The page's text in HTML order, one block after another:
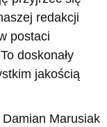
redakcji
postaci
doskonały
jakością
Marusiak